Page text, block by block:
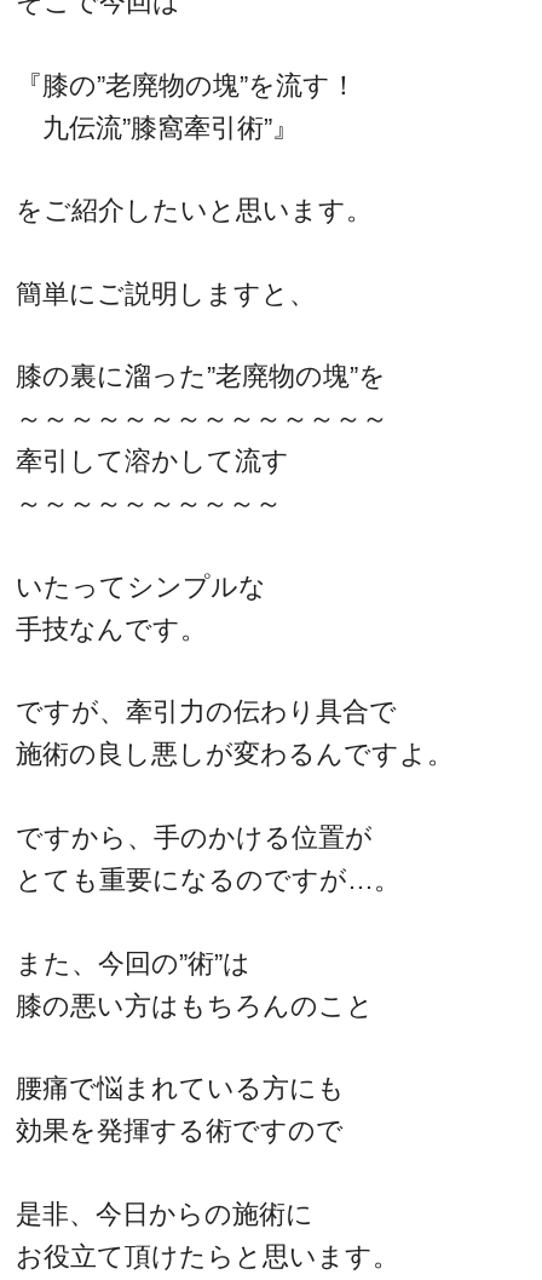
『膝の”老廃物の塊”を流す！
九伝流”膝窩牽引術”』
をご紹介したいと思います。
簡単にご説明しますと、
膝の裏に溜った”老廃物の塊”を
～～～～～～～～～～～～～～
牽引して溶かして流す
～～～～～～～～～～
いたってシンプルな
手技なんです。
ですが、牽引力の伝わり具合で
施術の良し悪しが変わるんですよ。
ですから、手のかける位置が
とても重要になるのですが…。
また、今回の”術”は
膝の悪い方はもちろんのこと
腰痛で悩まれている方にも
効果を発揮する術ですので
是非、今日からの施術に
お役立て頂けたらと思います。